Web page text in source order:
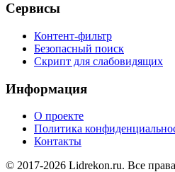
Сервисы
Контент-фильтр
Безопасный поиск
Скрипт для слабовидящих
Информация
О проекте
Политика
Контакты
© 2017-2026 Lidrekon.ru. Все